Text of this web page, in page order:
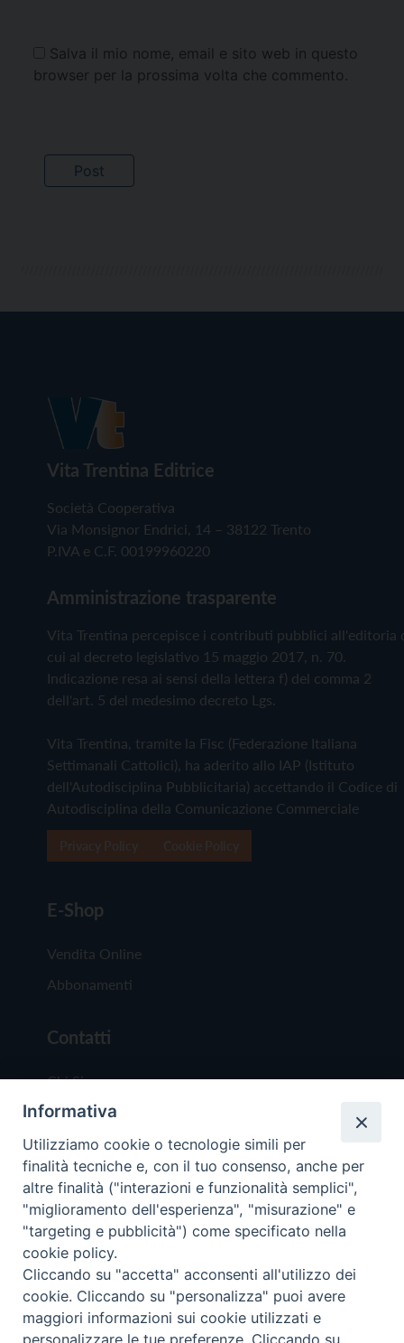
Salva il mio nome, email e sito web in questo
browser per la prossima volta che commento.
Vita Trentina Editrice
Società Cooperativa
Via Monsignor Endrici, 14 – 38122 Trento
P.IVA e C.F. 00199960220
Amministrazione trasparente
Vita Trentina percepisce i contributi pubblici all'editoria
cui al decreto legislativo 15 maggio 2017, n. 70.
Indicazione resa ai sensi della lettera f) del comma 2
dell'art. 5 del medesimo decreto Lgs.
Vita Trentina, tramite la Fisc (Federazione Italiana
Settimanali Cattolici), ha aderito allo IAP (Istituto
dell'Autodisciplina Pubblicitaria) accettando il Codice di
Autodisciplina della Comunicazione Commerciale
E-Shop
Vendita Online
Abbonamenti
Contatti
Chi Siamo
Redazione
Scrivici
Copyright © 2019 - Tutti i diritti riservati - Vita
Trentina Editrice
Privacy Policy
Informativa
Utilizziamo cookie o tecnologie simili per
finalità tecniche e, con il tuo consenso, anche per
altre finalità ("interazioni e funzionalità semplici",
"miglioramento dell'esperienza", "misurazione" e
"targeting e pubblicità") come specificato nella
cookie policy.
Cliccando su "accetta" acconsenti all'utilizzo dei
cookie. Cliccando su "personalizza" puoi avere
maggiori informazioni sui cookie utilizzati e